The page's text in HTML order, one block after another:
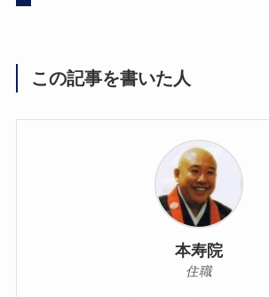
この記事を書いた人
本寿院
住職